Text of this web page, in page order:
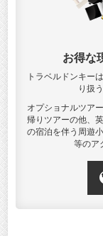
お得な
トラベルドンキー
り扱
オプショナルツア
帰りツアーの他、
の宿泊を伴う周遊
等のア